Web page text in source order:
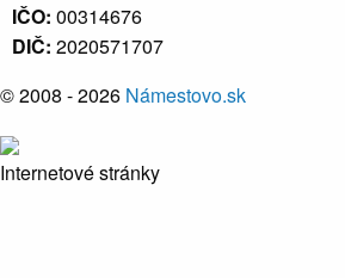
IČO: 00314676
DIČ: 2020571707
© 2008 - 2026 Námestovo.sk
Internetové stránky